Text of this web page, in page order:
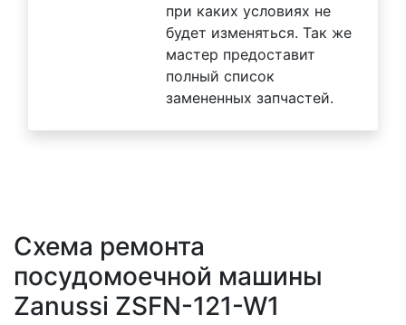
при каких условиях не
будет изменяться. Так же
мастер предоставит
полный список
замененных запчастей.
Схема ремонта
посудомоечной машины
Zanussi ZSFN-121-W1